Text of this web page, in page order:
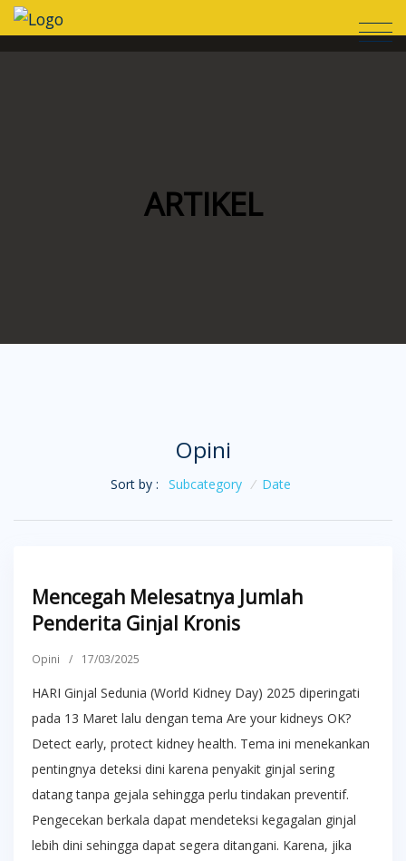
ARTIKEL
Opini
Sort by : Subcategory / Date
Mencegah Melesatnya Jumlah
Penderita Ginjal Kronis
Opini / 17/03/2025
HARI Ginjal Sedunia (World Kidney Day) 2025 diperingati
pada 13 Maret lalu dengan tema Are your kidneys OK?
Detect early, protect kidney health. Tema ini menekankan
pentingnya deteksi dini karena penyakit ginjal sering
datang tanpa gejala sehingga perlu tindakan preventif.
Pengecekan berkala dapat mendeteksi kegagalan ginjal
lebih dini sehingga dapat segera ditangani. Karena, jika